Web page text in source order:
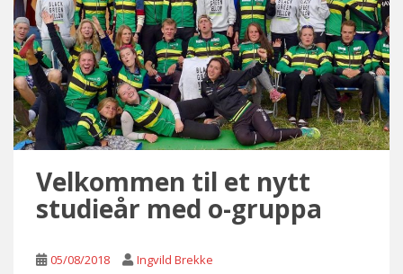
Velkommen til et nytt
studieår med o-gruppa
05/08/2018 Ingvild Brekke